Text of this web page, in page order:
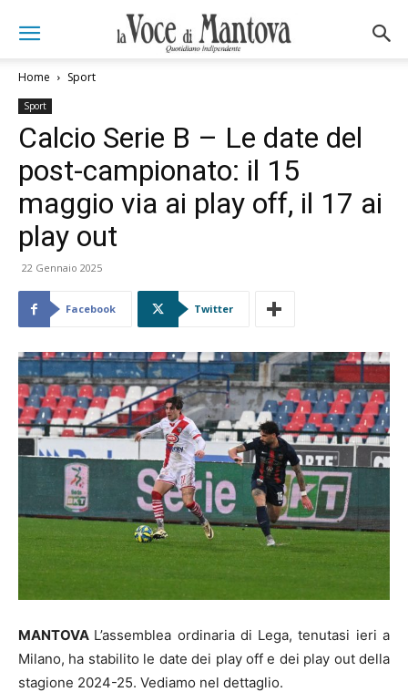
Home Sport
Sport
Calcio Serie B – Le date del
post-campionato: il 15
maggio via ai play off, il 17 ai
play out
22 Gennaio 2025
Facebook Twitter
MANTOVA L’assemblea ordinaria di Lega, tenutasi ieri a
Milano, ha stabilito le date dei play off e dei play out della
stagione 2024-25. Vediamo nel dettaglio.